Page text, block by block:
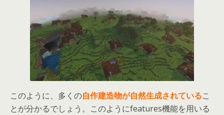
このように、多くの自作建造物が自然生成されているこ
とが分かるでしょう。このようにfeatures機能を用いる